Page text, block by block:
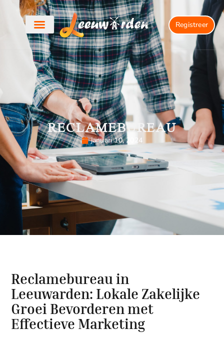
Registreer
RECLAMEBUREAU
januari 10, 2024
Reclamebureau in
Leeuwarden: Lokale Zakelijke
Groei Bevorderen met
Effectieve Marketing